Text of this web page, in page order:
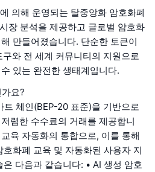
의해 운영되는 탈중앙화 암호화폐
장 분석을 제공하고 글로벌 암호화
만들어졌습니다. 단순한 토큰이
와 전 세계 커뮤니티의 지원으로
있는 완전한 생태계입니다.
요?
체인(BEP-20 표준)을 기반으로
렴한 수수료의 거래를 제공합니
육 자동화의 통합으로, 이를 통해
화폐 교육 및 자동화된 사용자 지
다음과 같습니다: • AI 생성 암호